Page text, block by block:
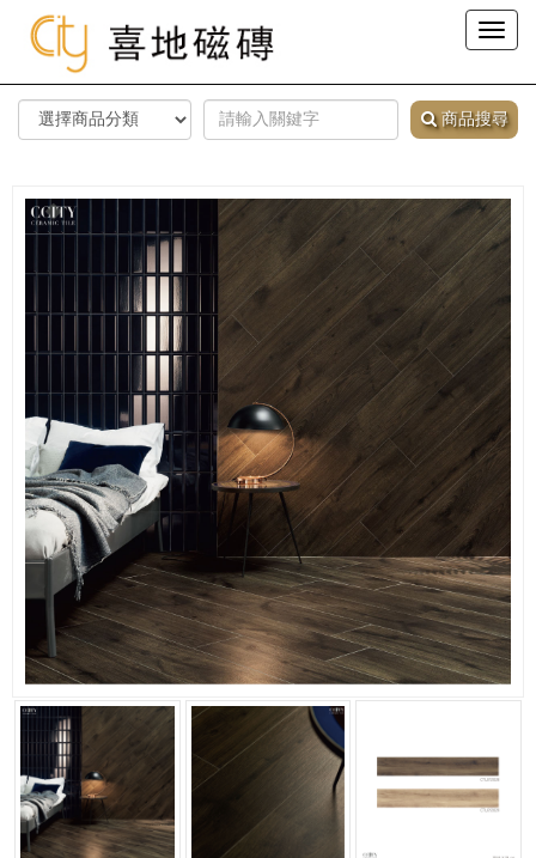
Toggle
商品搜尋